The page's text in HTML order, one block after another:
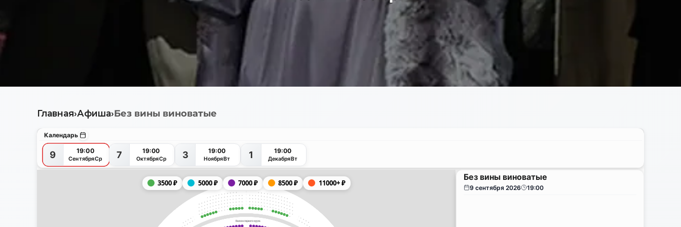
Главная›Афиша›Без вины виноватые
Календарь
9 19:00
СентябряСр 7 19:00
ОктябряСр 3 19:00
НоябряВт 1 19:00
ДекабряВт
3500₽ 5000₽ 7000₽ 8500₽ 11000+₽
Без вины виноватые
9 сентября 2026 19:00